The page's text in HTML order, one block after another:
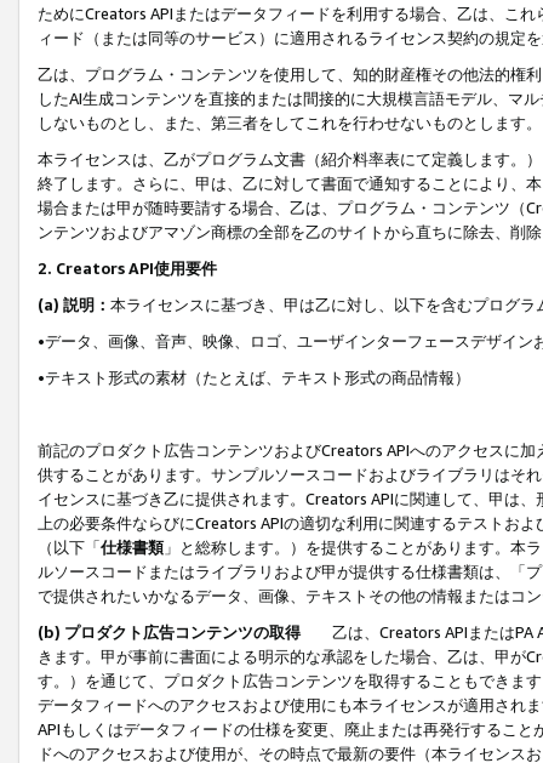
ためにCreators APIまたはデータフィードを利用する場合、乙は、こ
ィード（または同等のサービス）に適用されるライセンス契約の規定
乙は、プログラム・コンテンツを使用して、知的財産権その他法的権
したAI生成コンテンツを直接的または間接的に大規模言語モデル、マ
しないものとし、また、第三者をしてこれを行わせないものとします。
本ライセンスは、乙がプログラム文書（紹介料率表にて定義します。
終了します。さらに、甲は、乙に対して書面で通知することにより、
場合または甲が随時要請する場合、乙は、プログラム・コンテンツ（
ンテンツおよびアマゾン商標の全部を乙のサイトから直ちに除去、削
2. Creators API使用要件
(a) 説明： 本ライセンスに基づき、甲は乙に対し、以下を含むプログ
•データ、画像、音声、映像、ロゴ、ユーザインターフェースデザイ
•テキスト形式の素材（たとえば、テキスト形式の商品情報）
前記のプロダクト広告コンテンツおよびCreators APIへのアクセスに
供することがあります。サンプルソースコードおよびライブラリはそ
イセンスに基づき乙に提供されます。Creators APIに関連して、甲は
上の必要条件ならびにCreators APIの適切な利用に関連するテストお
（以下「仕様書類」と総称します。）を提供することがあります。本
ルソースコードまたはライブラリおよび甲が提供する仕様書類は、「
で提供されたいかなるデータ、画像、テキストその他の情報またはコ
(b) プロダクト広告コンテンツの取得
乙は、Creators APIまたはPA
きます。甲が事前に書面による明示的な承認をした場合、乙は、甲が
す。）を通じて、プロダクト広告コンテンツを取得することもできま
データフィードへのアクセスおよび使用にも本ライセンスが適用され
APIもしくはデータフィードの仕様を変更、廃止または再発行するこ
ドへのアクセスおよび使用が、その時点で最新の要件（本ライセン